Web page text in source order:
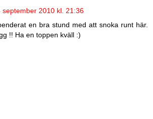
september 2010 kl. 21:36
en bra stund med att snoka runt här.
!! Ha en toppen kväll :)